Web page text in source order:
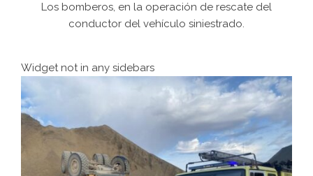
Los bomberos, en la operación de rescate del
conductor del vehículo siniestrado.
Widget not in any sidebars